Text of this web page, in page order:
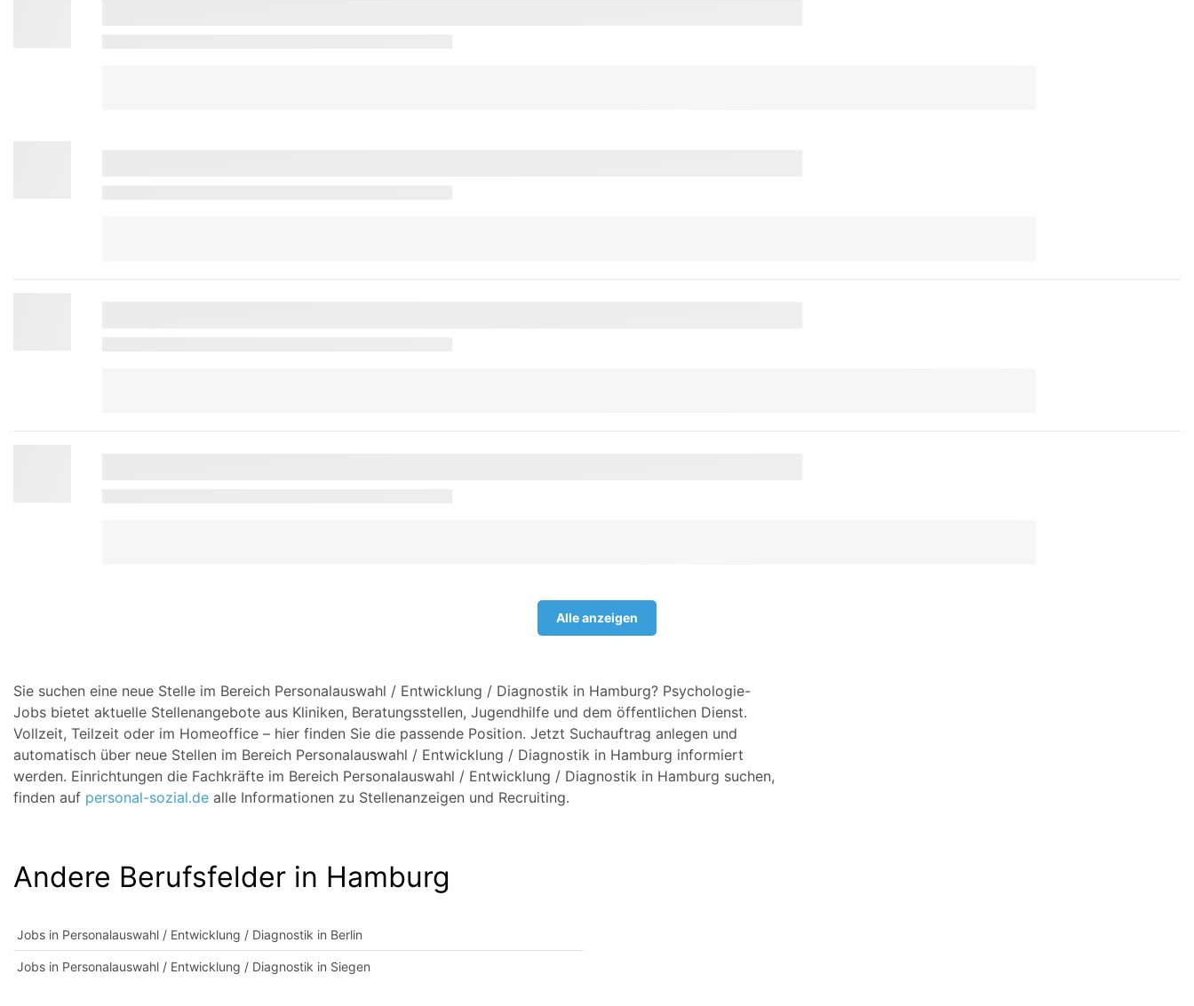
Alle anzeigen
Sie suchen eine neue Stelle im Bereich Personalauswahl / Entwicklung / Diagnostik in Hamburg? Psychologie-
Jobs bietet aktuelle Stellenangebote aus Kliniken, Beratungsstellen, Jugendhilfe und dem öffentlichen Dienst.
Vollzeit, Teilzeit oder im Homeoffice – hier finden Sie die passende Position. Jetzt Suchauftrag anlegen und
automatisch über neue Stellen im Bereich Personalauswahl / Entwicklung / Diagnostik in Hamburg informiert
werden. Einrichtungen die Fachkräfte im Bereich Personalauswahl / Entwicklung / Diagnostik in Hamburg suchen,
finden auf personal-sozial.de alle Informationen zu Stellenanzeigen und Recruiting.
Andere Berufsfelder in Hamburg
Jobs in Personalauswahl / Entwicklung / Diagnostik in Berlin
Jobs in Personalauswahl / Entwicklung / Diagnostik in Siegen